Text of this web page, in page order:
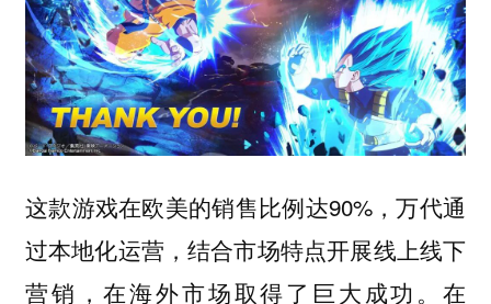
这款游戏在欧美的销售比例达90%，万代通
过本地化运营，结合市场特点开展线上线下
营销，在海外市场取得了巨大成功。在